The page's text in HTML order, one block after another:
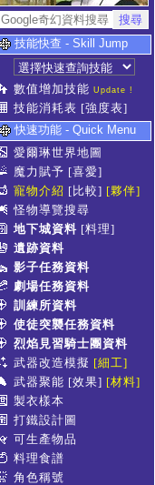
技能快查 - Skill Jump
數值增加技能 Update !
技能消耗表 [強度表]
快速功能 - Quick Menu
愛爾琳世界地圖
魔力賦予 [喜愛]
寵物介紹 [比較] [夥伴]
怪物導覽搜尋
地下城資料 [料理]
遺跡資料
影子任務資料
劇場任務資料
訓練所資料
使徒突襲任務資料
烈焰見習騎士團資料
武器改造模擬 [細工]
武器聚能 [效果] [材料]
製衣樣本
打鐵設計圖
可生產物品
料理食譜
角色稱號